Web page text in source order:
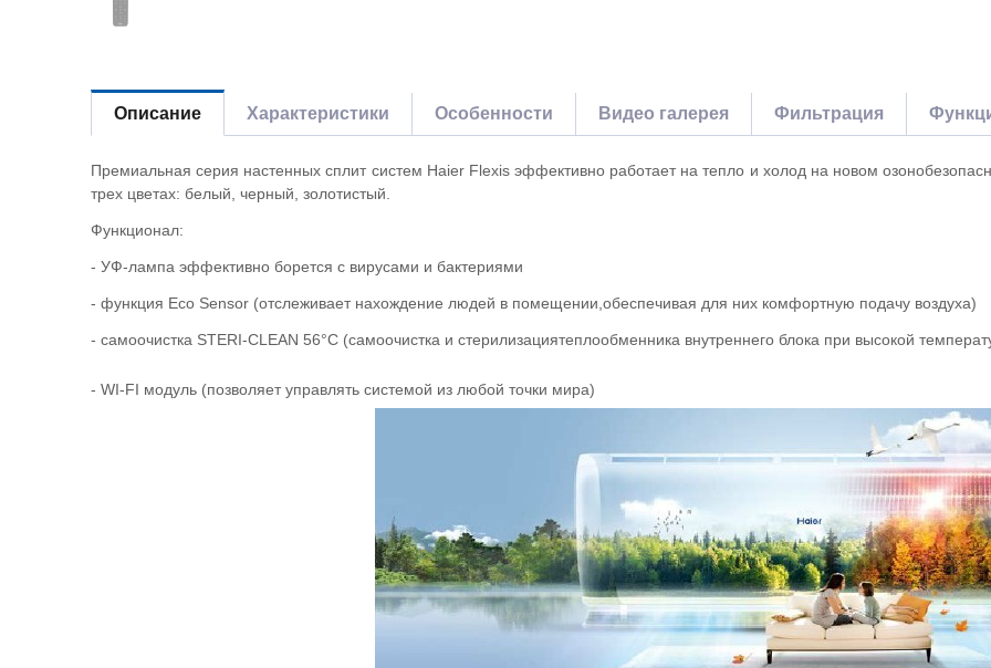
Описание Характеристики Особенности Видео галерея Фильтрация
Премиальная серия настенных сплит систем Haier Flexis эффективно работает на тепло и холод на новом
трех цветах: белый, черный, золотистый.
Функционал:
- УФ-лампа эффективно борется с вирусами и бактериями
- функция Eco Sensor (отслеживает нахождение людей в помещении,обеспечивая для них комфортную подачу воздуха)
- самоочистка STERI-CLEAN 56°C (самоочистка и стерилизациятеплообменника внутреннего блока при высокой
- WI-FI модуль (позволяет управлять системой из любой точки мира)